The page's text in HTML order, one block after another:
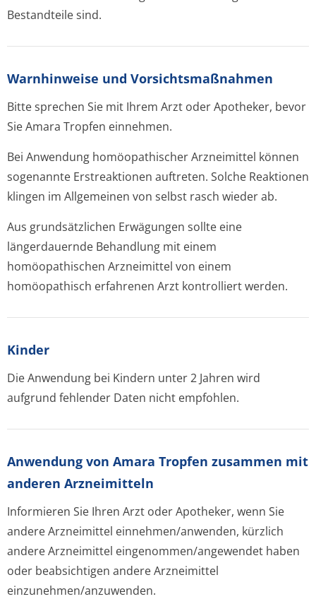
Bestandteile sind.
Warnhinweise und Vorsichtsmaßnahmen
Bitte sprechen Sie mit Ihrem Arzt oder Apotheker, bevor
Sie Amara Tropfen einnehmen.
Bei Anwendung homöopathischer Arzneimittel können
sogenannte Erstreaktionen auftreten. Solche Reaktionen
klingen im Allgemeinen von selbst rasch wieder ab.
Aus grundsätzlichen Erwägungen sollte eine
längerdauernde Behandlung mit einem
homöopathischen Arzneimittel von einem
homöopathisch erfahrenen Arzt kontrolliert werden.
Kinder
Die Anwendung bei Kindern unter 2 Jahren wird
aufgrund fehlender Daten nicht empfohlen.
Anwendung von Amara Tropfen zusammen mit
anderen Arzneimitteln
Informieren Sie Ihren Arzt oder Apotheker, wenn Sie
andere Arzneimittel einnehmen/anwenden, kürzlich
andere Arzneimittel eingenommen/an­gewendet haben
oder beabsichtigen andere Arzneimittel
einzunehmen/an­zuwenden.